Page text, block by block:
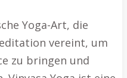
Yoga-Art, die
vereint, um
zu bringen und